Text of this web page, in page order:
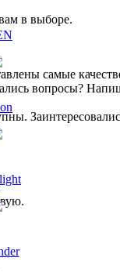
в выборе.
самые
вопросы?